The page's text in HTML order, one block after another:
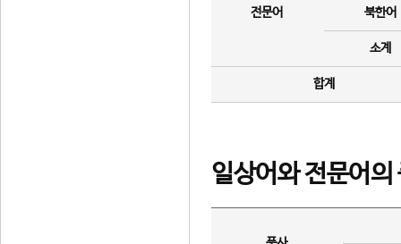
전문어 북한어
소계
합계
일상어와 전문어의